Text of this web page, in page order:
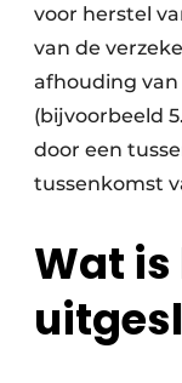
voor herstel
van de
afhouding van
(bijvoorbeeld
door een
tussenkomst
Wat